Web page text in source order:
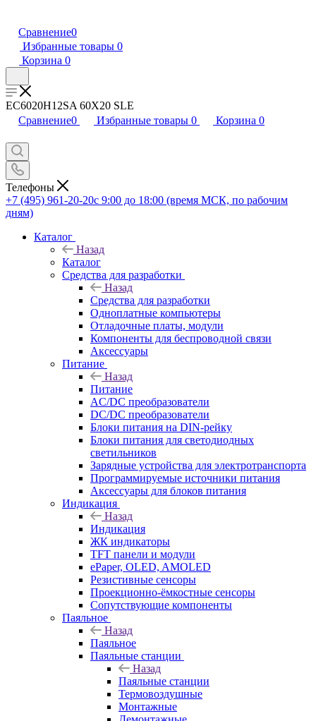
Сравнение0
Избранные товары 0
Корзина 0
EC6020H12SA 60X20 SLE
Сравнение0 Избранные товары 0 Корзина 0
Телефоны
+7 (495) 961-20-20с 9:00 до 18:00 (время МСК, по рабочим
дням)
Каталог
Назад
Каталог
Средства для разработки
Назад
Средства для разработки
Одноплатные компьютеры
Отладочные платы, модули
Компоненты для беспроводной связи
Аксессуары
Питание
Назад
Питание
AC/DC преобразователи
DC/DC преобразователи
Блоки питания на DIN-рейку
Блоки питания для светодиодных
светильников
Зарядные устройства для электротранспорта
Программируемые источники питания
Аксессуары для блоков питания
Индикация
Назад
Индикация
ЖК индикаторы
TFT панели и модули
ePaper, OLED, AMOLED
Резистивные сенсоры
Проекционно-ёмкостные сенсоры
Сопутствующие компоненты
Паяльное
Назад
Паяльное
Паяльные станции
Назад
Паяльные станции
Термовоздушные
Монтажные